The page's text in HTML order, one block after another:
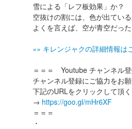
雪による「レフ板効果」か？
空抜けの割には、色が出ている
よくを言えば、空が青空だっ
»» キレンジャクの詳細情報は
＝＝＝ Youtube チャンネル登
チャンネル登録にご協力をお願
下記のURLをクリックして頂
→ https://goo.gl/mHr6XF
＝＝＝
・